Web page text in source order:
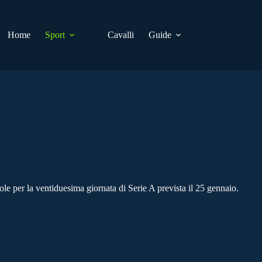
Home
Sport Cavalli Guide
per la ventiduesima giornata di Serie A prevista il 25 gennaio.